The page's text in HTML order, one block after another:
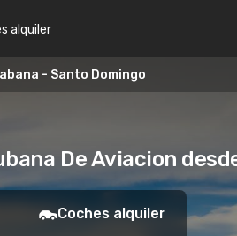
alquiler
- Santo Domingo
De Aviacion
Coches alquiler